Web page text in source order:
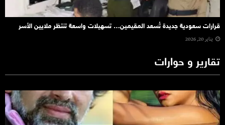
قرارات سعودية جديدة تُسعد المقيمين… تسهيلات واسعة تنتظر ملايين الأسر
يناير 20, 2026
تقارير و حوارات